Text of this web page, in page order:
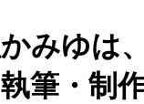
みゆは
執筆・制